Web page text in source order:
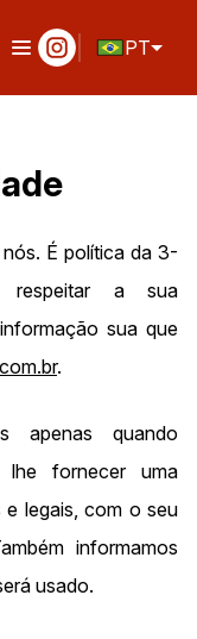
PT
É política da 3-
respeitar a sua
sua que
.
apenas quando
lhe fornecer uma
legais, com o seu
informamos
usado.